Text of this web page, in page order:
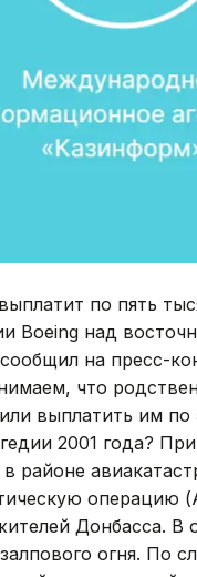
по пять
Boeing над
на пресс-
что
выплатить им по
2001 года?
районе
операцию
Донбасса. В
огня. По